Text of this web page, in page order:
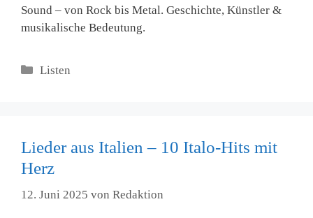
Sound – von Rock bis Metal. Geschichte, Künstler &
musikalische Bedeutung.
Kategorien
Listen
Lieder aus Italien – 10 Italo-Hits mit
Herz
12. Juni 2025 von Redaktion